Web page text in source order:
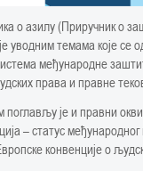
о азилу (Приручник о
уводним темама које
међународне
права и правне
је и правни
– статус
конвенције о